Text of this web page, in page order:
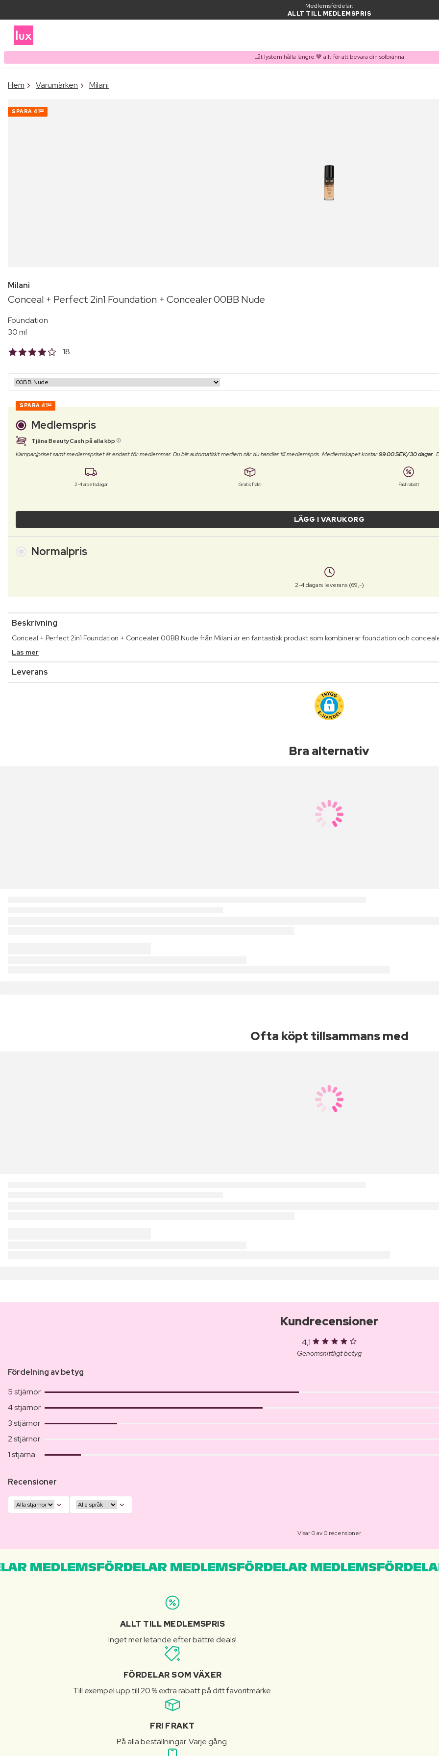
Medlemsfördelar:
ALLT TILL MEDLEMSPRIS
Låt lystern hålla längre 🤎 allt för att bevara din solbränna
Hem Varumärken Milani
SPARA 4100
Milani
Conceal + Perfect 2in1 Foundation + Concealer 00BB Nude
Foundation
30 ml
18
SPARA 4100
Medlemspris
Tjäna BeautyCash på alla köp
Kampanjpriset samt medlemspriset är endast för medlemmar. Du blir automatiskt medlem när du handlar till medlemspris. Medlemskapet kostar99.00 SEK/30 dagar.
2-4 arbetsdagar Gratis frakt Fast rabatt
LÄGG I VARUKORG
Normalpris
2-4 dagars leverans (69,-)
Beskrivning
Conceal + Perfect 2in1 Foundation + Concealer 00BB Nude från Milani är en fantastisk produkt som kombinerar foundation och
Läs mer
Leverans
Bra alternativ
Ofta köpt tillsammans med
Kundrecensioner
4,1
Genomsnittligt betyg
Fördelning av betyg
5 stjärnor
4 stjärnor
3 stjärnor
2 stjärnor
1 stjärna
Recensioner
Visar 0 av 0 recensioner
MEDLEMSFÖRDELAR MEDLEMSFÖRDELAR
ALLT TILL MEDLEMSPRIS
Inget mer letande efter bättre deals!
FÖRDELAR SOM VÄXER
Till exempel upp till 20 % extra rabatt på ditt favoritmärke.
FRI FRAKT
På alla beställningar. Varje gång.